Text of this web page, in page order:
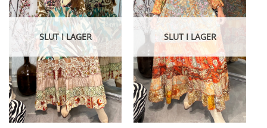
SLUT I LAGER SLUT I LAGER